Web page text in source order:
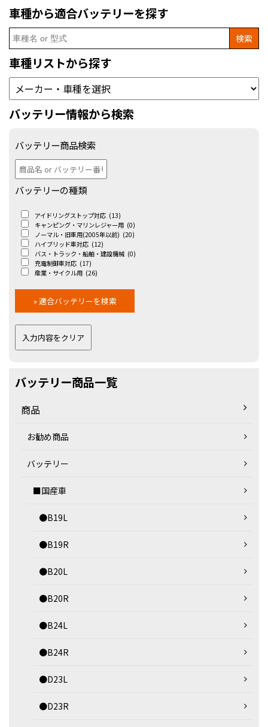
車種から適合バッテリーを探す
Search
for:
車種リストから探す
バッテリー情報から検索
バッテリー商品検索
バッテリーの種類
アイドリングストップ対応 (13)
キャンピング・マリンレジャー用 (0)
ノーマル・旧車用(2005年以前) (20)
ハイブリッド車対応 (12)
バス・トラック・船舶・建設機械 (0)
充電制御車対応 (17)
産業・サイクル用 (26)
バッテリー商品一覧
商品
お勧め商品
バッテリー
■国産車
●B19L
●B19R
●B20L
●B20R
●B24L
●B24R
●D23L
●D23R